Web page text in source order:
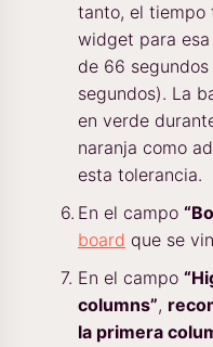
tanto, el tiempo
widget para
de 66
segundos). La
en verde
naranja como
esta tolerancia.
En el campo
board que se
En el campo
columns”,
la primera